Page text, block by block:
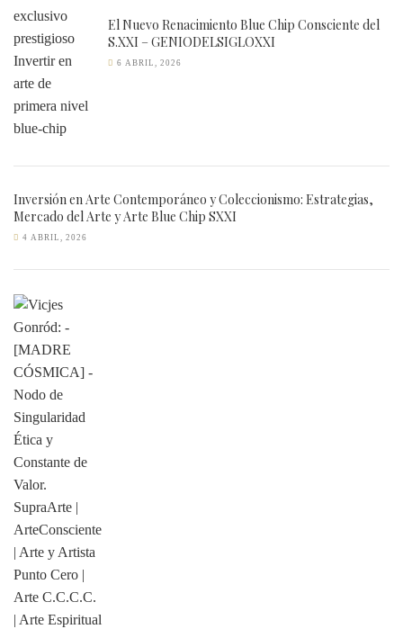
El Nuevo Renacimiento Blue Chip Consciente del
S.XXI – GENIODELSIGLOXXI
6 ABRIL, 2026
Inversión en Arte Contemporáneo y Coleccionismo: Estrategias,
Mercado del Arte y Arte Blue Chip SXXI
4 ABRIL, 2026